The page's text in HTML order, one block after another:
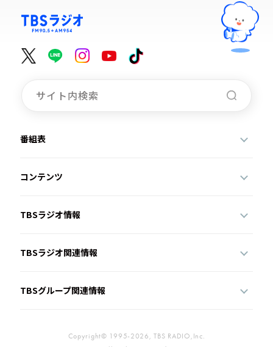
番組表
コンテンツ
TBSラジオ情報
TBSラジオ関連情報
TBSグループ関連情報
Copyright© 1995-2026, TBS RADIO,Inc.